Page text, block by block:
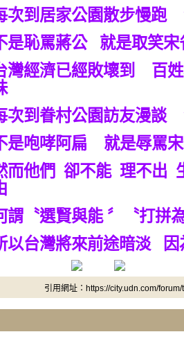
次到居家公園散步慢
是恥罵蔣公 就是取笑
灣經濟已經敗壞到 百
次到眷村公園訪友漫
是咆哮阿扁 就是辱罵
而他們 卻不能 理不出
謂〝選賢與能 〞〝打拼
以台灣將來前途暗淡
引用網址：https://city.udn.com/